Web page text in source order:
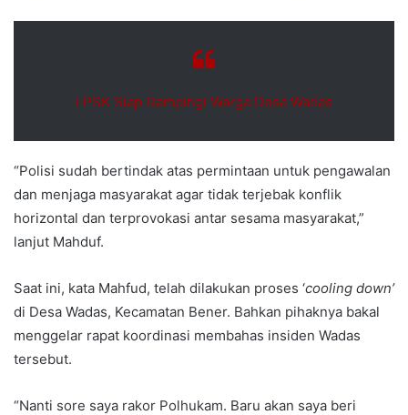
LPSK Siap Dampingi Warga Desa Wadas
“Polisi sudah bertindak atas permintaan untuk pengawalan
dan menjaga masyarakat agar tidak terjebak konflik
horizontal dan terprovokasi antar sesama masyarakat,”
lanjut Mahduf.
Saat ini, kata Mahfud, telah dilakukan proses ‘cooling down’
di Desa Wadas, Kecamatan Bener. Bahkan pihaknya bakal
menggelar rapat koordinasi membahas insiden Wadas
tersebut.
“Nanti sore saya rakor Polhukam. Baru akan saya beri